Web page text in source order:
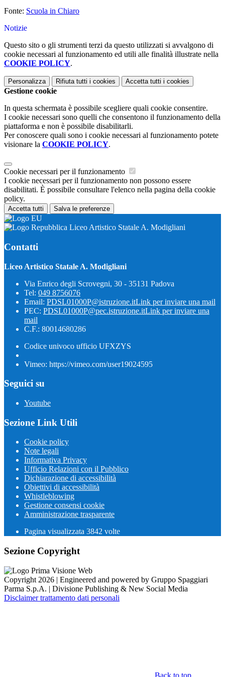
Fonte: Scuola in Chiaro
Notizie
Questo sito o gli strumenti terzi da questo utilizzati si avvalgono di
cookie necessari al funzionamento ed utili alle finalità illustrate nella
COOKIE POLICY.
Personalizza Rifiuta tutti i cookies Accetta tutti i cookies
Gestione cookie
In questa schermata è possibile scegliere quali cookie consentire.
I cookie necessari sono quelli che consentono il funzionamento della
piattaforma e non è possibile disabilitarli.
Per conoscere quali sono i cookie necessari al funzionamento potete
visionare la COOKIE POLICY.
Cookie necessari per il funzionamento
I cookie necessari per il funzionamento non possono essere
disabilitati. È possibile consultare l'elenco nella pagina della cookie
policy.
Accetta tutti Salva le preferenze
Liceo Artistico Statale A. Modigliani
Contatti
Liceo Artistico Statale A. Modigliani
Via Enrico degli Scrovegni, 30 - 35131 Padova
Tel: 049 8756076
Email: PDSL01000P@istruzione.itLink per inviare una mail
PEC: PDSL01000P@pec.istruzione.itLink per inviare una
mail
C.F.: 80014680286
Codice univoco ufficio UFXZYS
Vimeo: https://vimeo.com/user19024595
Seguici su
Youtube
Sezione Link Utili
Cookie policy
Note legali
Informativa Privacy
Ufficio Relazioni con il Pubblico
Dichiarazione di accessibilità
Obiettivi di accessibilità
Whistleblowing
Gestione consensi cookie
Amministrazione trasparente
Pagina visualizzata 3842 volte
Sezione Copyright
Copyright 2026 | Engineered and powered by Gruppo Spaggiari
Parma S.p.A. | Divisione Publishing & New Social Media
Disclaimer trattamento dati personali
Back to top